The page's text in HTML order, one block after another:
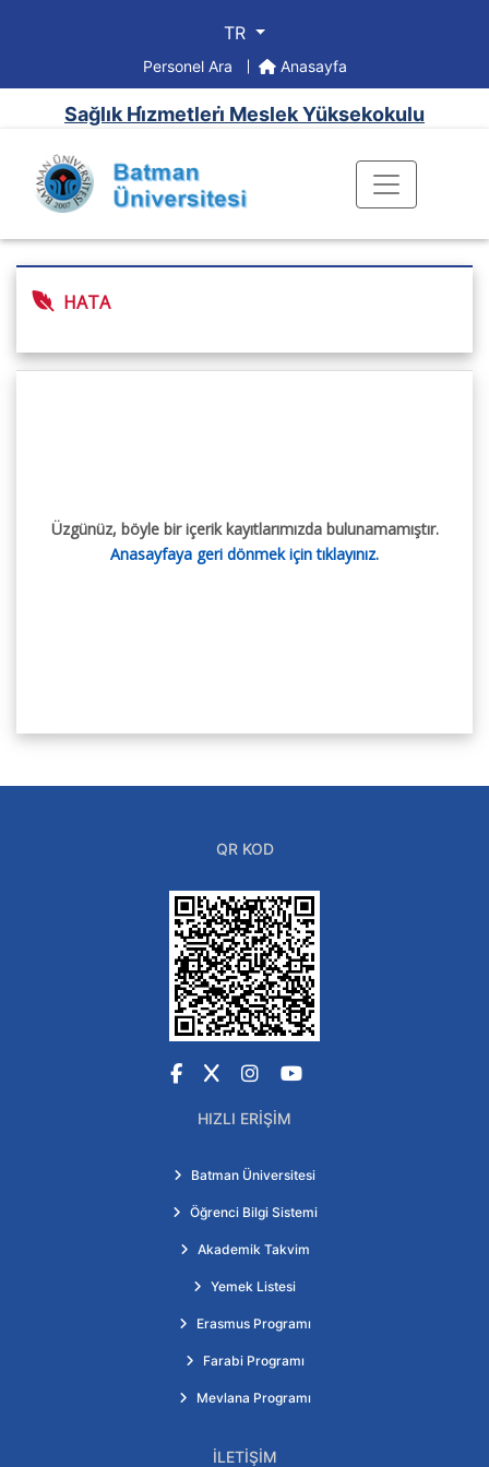
TR
Personel Ara Anasayfa
Sağlık Hi̇zmetleri̇ Meslek Yüksekokulu
HATA
Üzgünüz, böyle bir içerik kayıtlarımızda bulunamamıştır.
Anasayfaya geri dönmek için tıklayınız.
QR KOD
Facebook
X Instagram
YouTube
HIZLI ERIŞIM
Batman Üniversitesi
Öğrenci Bilgi Sistemi
Akademik Takvim
Yemek Listesi
Erasmus Programı
Farabi Programı
Mevlana Programı
İLETIŞIM